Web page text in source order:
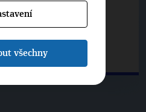
o extremismu.
všechny